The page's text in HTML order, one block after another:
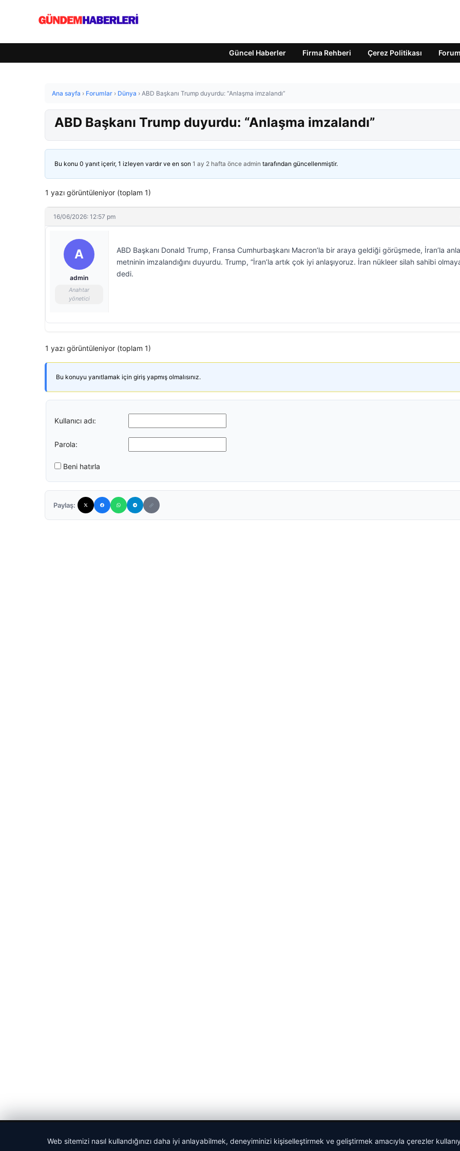
Güncel Haberler Firma Rehberi Çerez Politikası Forum
Ana sayfa › Forumlar › Dünya › ABD Başkanı Trump duyurdu: “Anlaşma imzalandı”
ABD Başkanı Trump duyurdu: “Anlaşma imzalandı”
Bu konu 0 yanıt içerir, 1 izleyen vardır ve en son 1 ay 2 hafta önce admin tarafından güncellenmiştir.
1 yazı görüntüleniyor (toplam 1)
16/06/2026: 12:57 pm
A
admin
Anahtar
yönetici
ABD Başkanı Donald Trump, Fransa Cumhurbaşkanı Macron’la bir araya geldiği görüşmede, İran’la
metninin imzalandığını duyurdu. Trump, “İran’la artık çok iyi anlaşıyoruz. İran nükleer silah sahibi
dedi.
1 yazı görüntüleniyor (toplam 1)
Bu konuyu yanıtlamak için giriş yapmış olmalısınız.
Kullanıcı adı:
Parola:
Beni hatırla
Paylaş:
Web sitemizi nasıl kullandığınızı daha iyi anlayabilmek, deneyiminizi kişiselleştirmek ve geliştirmek amacıyla çerezler